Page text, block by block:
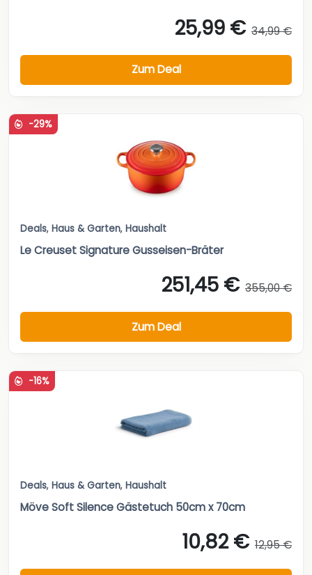
25,99 € 34,99 €
Zum Deal
-29%
Deals, Haus & Garten, Haushalt
Le Creuset Signature Gusseisen-Bräter
251,45 € 355,00 €
Zum Deal
-16%
Deals, Haus & Garten, Haushalt
Möve Soft Silence Gästetuch 50cm x 70cm
10,82 € 12,95 €